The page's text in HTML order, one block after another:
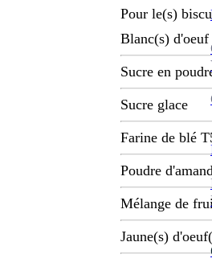
Pour le(s)
Blanc(s) d'oeuf
Sucre en
Sucre glace
Farine de blé
Poudre
Mélange de
Jaune(s)